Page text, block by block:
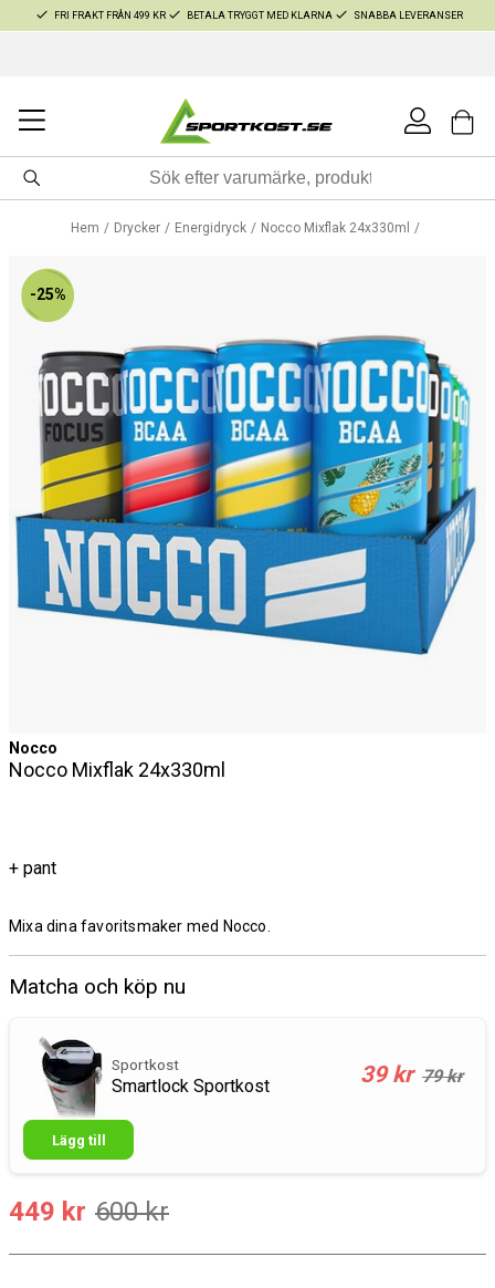
FRI FRAKT FRÅN 499 KR BETALA TRYGGT MED KLARNA SNABBA LEVERANSER
Hem Drycker Energidryck Nocco Mixflak 24x330ml
-25%
Nocco
Nocco Mixflak 24x330ml
+ pant
Mixa dina favoritsmaker med Nocco.
Matcha och köp nu
Sportkost
Smartlock Sportkost 39 kr 79 kr
Lägg till
449 kr 600 kr